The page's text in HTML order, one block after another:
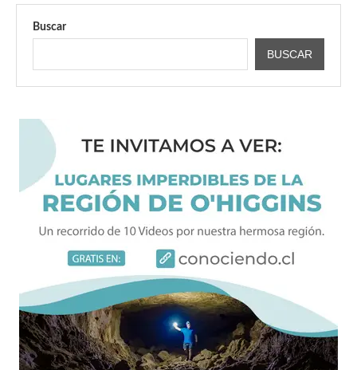
Buscar
BUSCAR